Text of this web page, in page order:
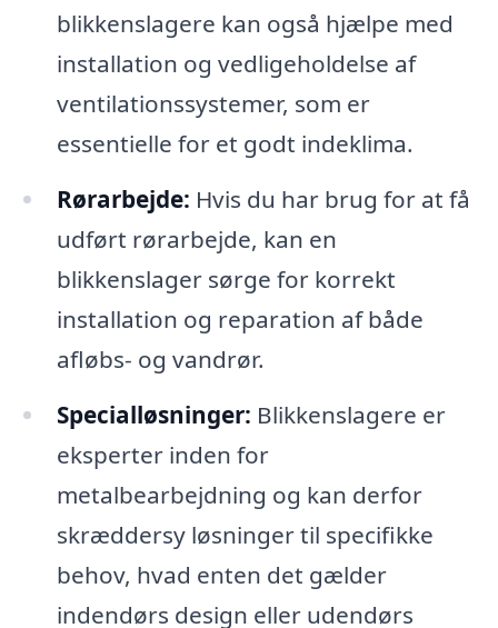
blikkenslagere kan også hjælpe med
installation og vedligeholdelse af
ventilationssystemer, som er
essentielle for et godt indeklima.
Rørarbejde: Hvis du har brug for at få
udført rørarbejde, kan en
blikkenslager sørge for korrekt
installation og reparation af både
afløbs- og vandrør.
Specialløsninger: Blikkenslagere er
eksperter inden for
metalbearbejdning og kan derfor
skræddersy løsninger til specifikke
behov, hvad enten det gælder
indendørs design eller udendørs